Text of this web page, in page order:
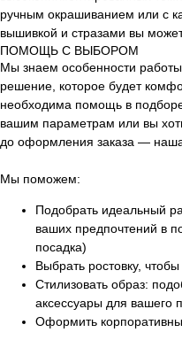
ручным окрашиванием или с
вышивкой и стразами вы
ПОМОЩЬ С ВЫБОРОМ
Мы знаем особенности
решение, которое будет
необходима помощь в
вашим параметрам или вы
до оформления заказа —
Мы поможем:
Подобрать идеальный
ваших предпочтений в
посадка)
Выбрать ростовку,
Стилизовать образ:
аксессуары для вашего
Оформить